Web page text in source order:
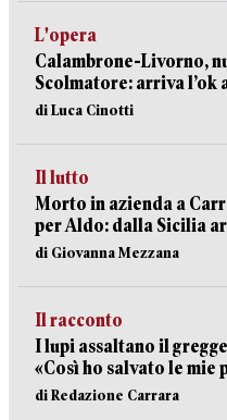
L'opera
Calambrone-Livorno,
Scolmatore: arriva l’ok
di Luca Cinotti
Il lutto
Morto in azienda a
per Aldo: dalla Sicilia
di Giovanna Mezzana
Il racconto
I lupi assaltano il
«Così ho salvato le mie
di Redazione Carrara